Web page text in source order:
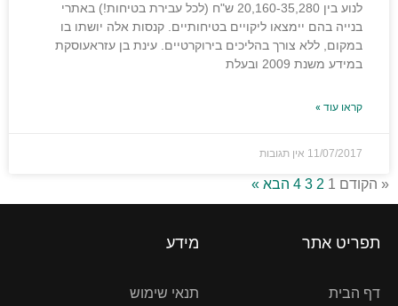
לנוע בין 20,160-35,280 ש"ח (לכל עבירת בטיחות!) באתרי
בנייה בהם יימצאו ליקויים בטיחותיים. קנסות אלה יושתו בו
במקום, ללא צורך בהליכים בירוקרטיים. עינת בן עזראעוסקת
במידע משנת 2009 ובעלת
קראו עוד »
11/07/2017 אין תגובות
« הקודם 1
2
3
4 הבא »
תפריט אתר
דף הבית
מידע
תנאי שימוש